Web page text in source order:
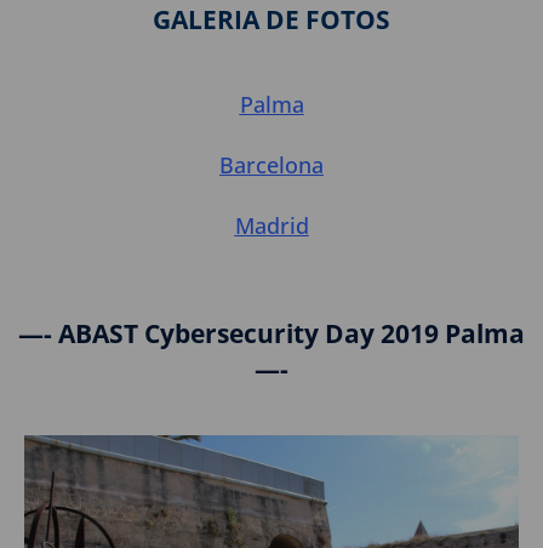
GALERIA DE FOTOS
Palma
Barcelona
Madrid
—- ABAST Cybersecurity Day 2019 Palma
—-